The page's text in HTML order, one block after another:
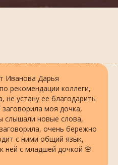
Иванова Дарья
рекомендации коллеги,
не устану ее благодарить
моя дочка,
слышали новые слова,
очень бережно
с ними общий язык,
ней с младшей дочкой 🌸